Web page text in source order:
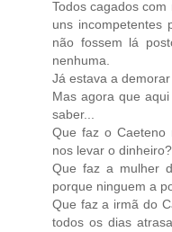
Todos cagados
uns incompetentes
não fossem lá
nenhuma.
Já estava a
Mas agora que
saber...
Que faz o Caeteno
nos levar o dinheiro?
Que faz a mulher
porque ninguem a
Que faz a irmã do
todos os dias